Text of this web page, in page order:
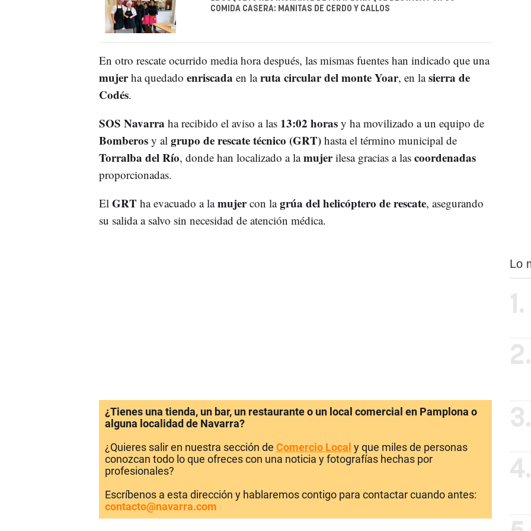
COMIDA CASERA: MANITAS DE CERDO Y CALLOS
En otro rescate ocurrido media hora después, las mismas fuentes han indicado que una
mujerha quedado enriscada en laruta circular del monte Yoar, en lasierra de
Codés.
SOS Navarra ha recibido el aviso a las 13:02 horasy ha movilizado a un equipo de
Bomberosy al grupo de rescate técnico (GRT)hasta el término municipal de
Torralba del Río, donde han localizado a lamujerilesa gracias a las coordenadas
proporcionadas.
El GRT ha evacuado a lamujercon lagrúa del helicóptero de rescate, asegurando
su salida a salvo sin necesidad de atención médica.
¿Tienes una tienda, un bar, un restaurante o un local comercial en Pamplona o
alguna localidad de Navarra?
¿Quieres salir en nuestra sección de Comercio Local y que miles de personas
conozcan todo lo que ofreces con una noticia y fotografías hechas por
profesionales?
Escríbenos a esta dirección y hablaremos contigo para contactar cuando antes:
contacto@navarra.com
Lo
1.
2.
3.
4.